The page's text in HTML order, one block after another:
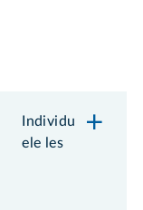
Individu
ele les